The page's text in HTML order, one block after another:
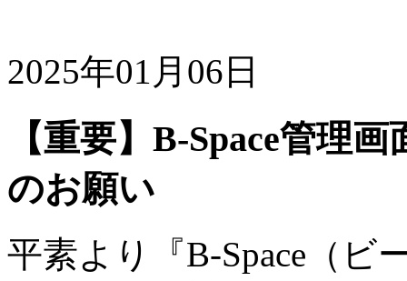
2025年01月06日
【重要】B-Space管理
のお願い
平素より『B-Space（ビ